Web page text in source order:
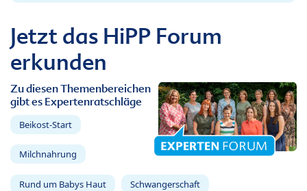
Jetzt das HiPP Forum
erkunden
Zu diesen Themenbereichen
gibt es Expertenratschläge
Beikost-Start
Milchnahrung
Rund um Babys Haut Schwangerschaft